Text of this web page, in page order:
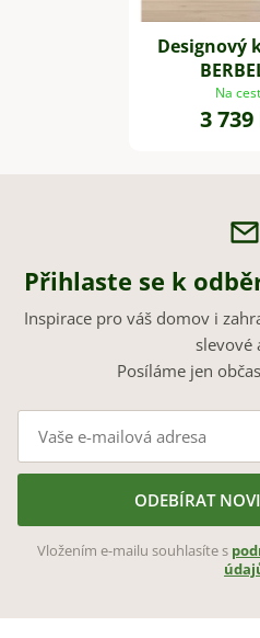
Designový
sklolaminát,
cm, bílý
Na
3 739
Přihlaste se k
Inspirace pro váš domov i
slevové
Posíláme jen
ODEBÍRAT
Vložením e-mailu souhlasíte s